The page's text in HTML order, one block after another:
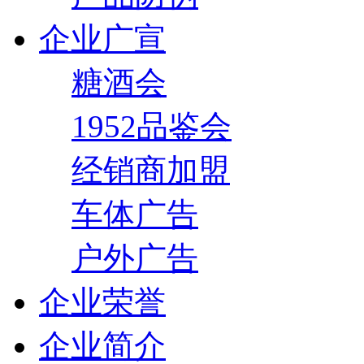
企业广宣
糖酒会
1952品鉴会
经销商加盟
车体广告
户外广告
企业荣誉
企业简介